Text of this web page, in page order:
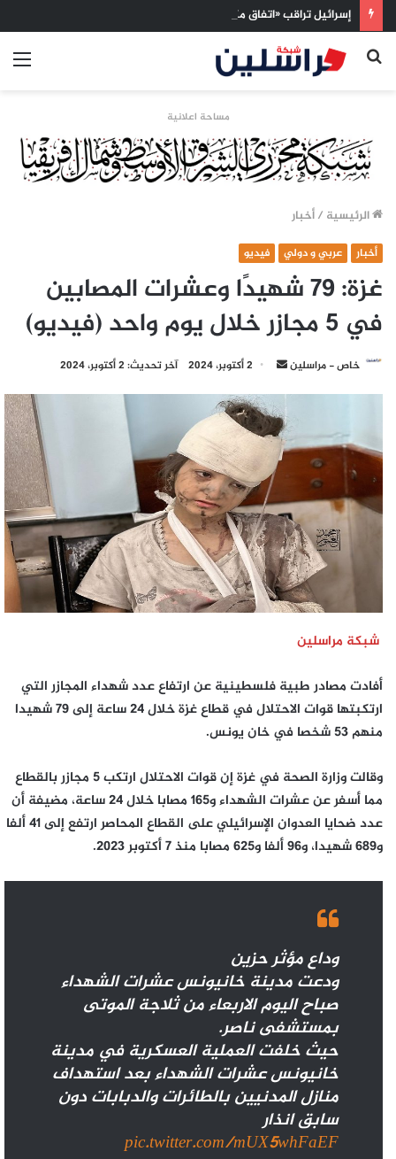
بحث
مساحة اعلانية
الرئيسية /أخبار
أخبار عربي و دولي فيديو
غزة: 79 شهيدًا وعشرات المصابين
في 5 مجازر خلال يوم واحد (فيديو)
خاص - مراسلين
أرسل
إلكترونيا
2 أكتوبر، 2024 آخر تحديث: 2 أكتوبر، 2024
شبكة مراسلين
أفادت مصادر طبية فلسطينية عن ارتفاع عدد شهداء المجازر التي
ارتكبتها قوات الاحتلال في قطاع غزة خلال 24 ساعة إلى 79 شهيدا
منهم 53 شخصا في خان يونس.
وقالت وزارة الصحة في غزة إن قوات الاحتلال ارتكب 5 مجازر بالقطاع
مما أسفر عن عشرات الشهداء و165 مصابا خلال 24 ساعة، مضيفة أن
عدد ضحايا العدوان الإسرائيلي على القطاع المحاصر ارتفع إلى 41 ألفا
و689 شهيدا، و96 ألفا و625 مصابا منذ 7 أكتوبر 2023.
وداع مؤثر حزين
ودعت مدينة خانيونس عشرات الشهداء
صباح اليوم الاربعاء من ثلاجة الموتى
بمستشفى ناصر.
حيث خلفت العملية العسكرية في مدينة
خانيونس عشرات الشهداء بعد استهداف
منازل المدنيين بالطائرات والدبابات دون
سابق انذار
pic.twitter.com/mUX5whFaEF